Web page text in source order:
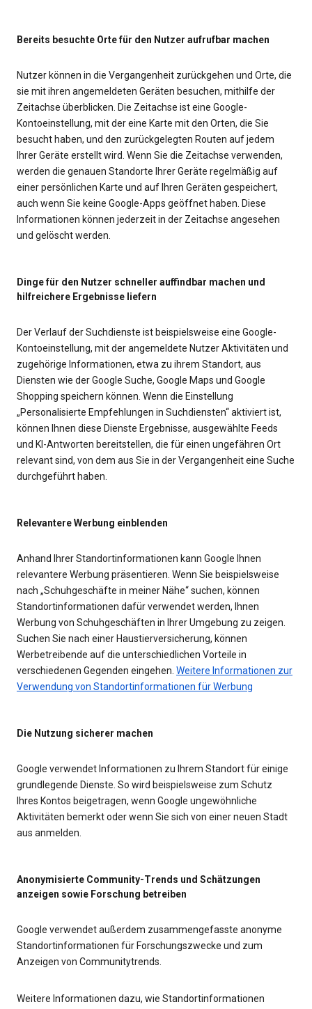
Bereits besuchte Orte für den Nutzer aufrufbar machen
Nutzer können in die Vergangenheit zurückgehen und Orte, die
sie mit ihren angemeldeten Geräten besuchen, mithilfe der
Zeitachse überblicken. Die Zeitachse ist eine Google-
Kontoeinstellung, mit der eine Karte mit den Orten, die Sie
besucht haben, und den zurückgelegten Routen auf jedem
Ihrer Geräte erstellt wird. Wenn Sie die Zeitachse verwenden,
werden die genauen Standorte Ihrer Geräte regelmäßig auf
einer persönlichen Karte und auf Ihren Geräten gespeichert,
auch wenn Sie keine Google-Apps geöffnet haben. Diese
Informationen können jederzeit in der Zeitachse angesehen
und gelöscht werden.
Dinge für den Nutzer schneller auffindbar machen und
hilfreichere Ergebnisse liefern
Der Verlauf der Suchdienste ist beispielsweise eine Google-
Kontoeinstellung, mit der angemeldete Nutzer Aktivitäten und
zugehörige Informationen, etwa zu ihrem Standort, aus
Diensten wie der Google Suche, Google Maps und Google
Shopping speichern können. Wenn die Einstellung
„Personalisierte Empfehlungen in Suchdiensten“ aktiviert ist,
können Ihnen diese Dienste Ergebnisse, ausgewählte Feeds
und KI-Antworten bereitstellen, die für einen ungefähren Ort
relevant sind, von dem aus Sie in der Vergangenheit eine Suche
durchgeführt haben.
Relevantere Werbung einblenden
Anhand Ihrer Standortinformationen kann Google Ihnen
relevantere Werbung präsentieren. Wenn Sie beispielsweise
nach „Schuhgeschäfte in meiner Nähe“ suchen, können
Standortinformationen dafür verwendet werden, Ihnen
Werbung von Schuhgeschäften in Ihrer Umgebung zu zeigen.
Suchen Sie nach einer Haustierversicherung, können
Werbetreibende auf die unterschiedlichen Vorteile in
verschiedenen Gegenden eingehen. Weitere Informationen zur
Verwendung von Standortinformationen für Werbung
Die Nutzung sicherer machen
Google verwendet Informationen zu Ihrem Standort für einige
grundlegende Dienste. So wird beispielsweise zum Schutz
Ihres Kontos beigetragen, wenn Google ungewöhnliche
Aktivitäten bemerkt oder wenn Sie sich von einer neuen Stadt
aus anmelden.
Anonymisierte Community-Trends und Schätzungen
anzeigen sowie Forschung betreiben
Google verwendet außerdem zusammengefasste anonyme
Standortinformationen für Forschungszwecke und zum
Anzeigen von Communitytrends.
Weitere Informationen dazu, wie Standortinformationen